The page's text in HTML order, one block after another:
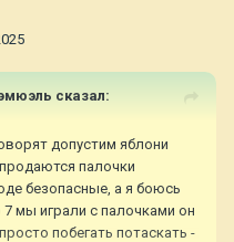
сказал:
допустим яблони
палочки
безопасные, а я боюсь
мы играли с палочками он
побегать потаскать -